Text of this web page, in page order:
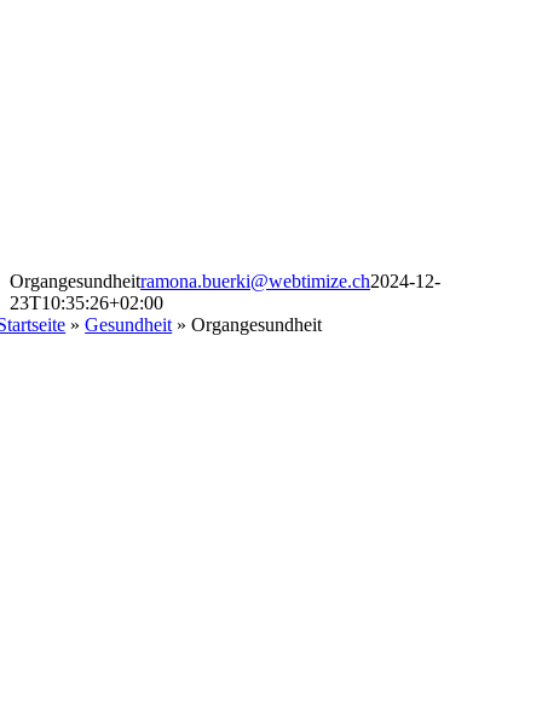
Organgesundheitramona.buerki@webtimize.ch2024-12-
23T10:35:26+02:00
»Gesundheit »Organgesundheit